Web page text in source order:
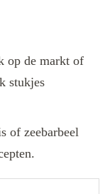
op de markt of
stukjes
of zeebarbeel